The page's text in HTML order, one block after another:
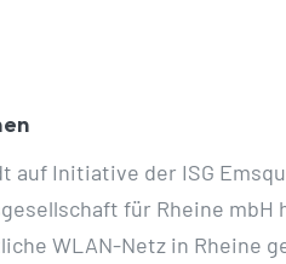
auf Initiative der ISG
für Rheine
WLAN-Netz in Rheine